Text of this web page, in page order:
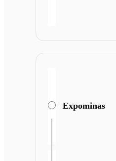
Expominas